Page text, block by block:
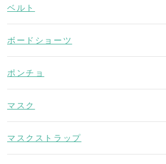
ベルト
ボードショーツ
ポンチョ
マスク
マスクストラップ